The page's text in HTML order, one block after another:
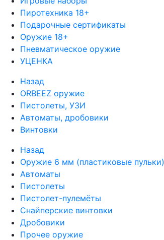
Пиротехника 18+
Подарочные сертификаты
Оружие 18+
Пневматическое оружие
УЦЕНКА
Назад
ORBEEZ оружие
Пистолеты, УЗИ
Автоматы, дробовики
Винтовки
Назад
Оружие 6 мм (пластиковые пульки)
Автоматы
Пистолеты
Пистолет-пулемёты
Снайперские винтовки
Дробовики
Прочее оружие